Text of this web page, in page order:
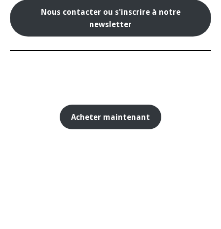
Nous contacter ou s'inscrire à notre
newsletter
Acheter maintenant